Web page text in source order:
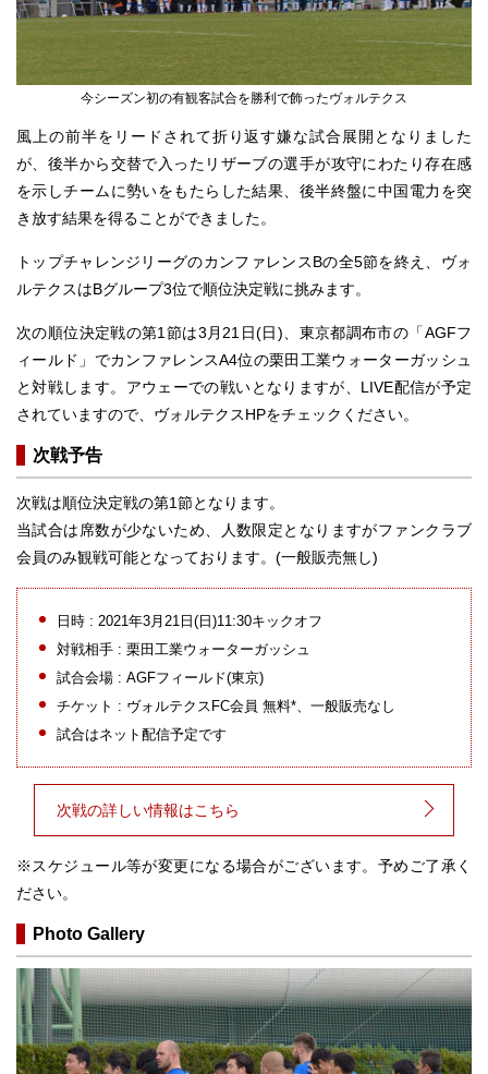
今シーズン初の有観客試合を勝利で飾ったヴォルテクス
風上の前半をリードされて折り返す嫌な試合展開となりました
が、後半から交替で入ったリザーブの選手が攻守にわたり存在感
を示しチームに勢いをもたらした結果、後半終盤に中国電力を突
き放す結果を得ることができました。
トップチャレンジリーグのカンファレンスBの全5節を終え、ヴォ
ルテクスはBグループ3位で順位決定戦に挑みます。
次の順位決定戦の第1節は3月21日(日)、東京都調布市の「AGFフ
ィールド」でカンファレンスA4位の栗田工業ウォーターガッシュ
と対戦します。アウェーでの戦いとなりますが、LIVE配信が予定
されていますので、ヴォルテクスHPをチェックください。
次戦予告
次戦は順位決定戦の第1節となります。
当試合は席数が少ないため、人数限定となりますがファンクラブ
会員のみ観戦可能となっております。(一般販売無し)
日時 : 2021年3月21日(日)11:30キックオフ
対戦相手 : 栗田工業ウォーターガッシュ
試合会場 : AGFフィールド(東京)
チケット : ヴォルテクスFC会員 無料*、一般販売なし
試合はネット配信予定です
次戦の詳しい情報はこちら
※スケジュール等が変更になる場合がございます。予めご了承く
ださい。
Photo Gallery